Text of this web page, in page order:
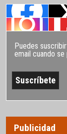
Puedes
email cuando
Publicidad